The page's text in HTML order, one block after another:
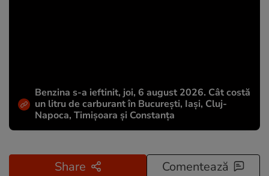
Benzina s-a ieftinit, joi, 6 august 2026. Cât costă
un litru de carburant în București, Iași, Cluj-
Napoca, Timișoara și Constanța
Share Comentează